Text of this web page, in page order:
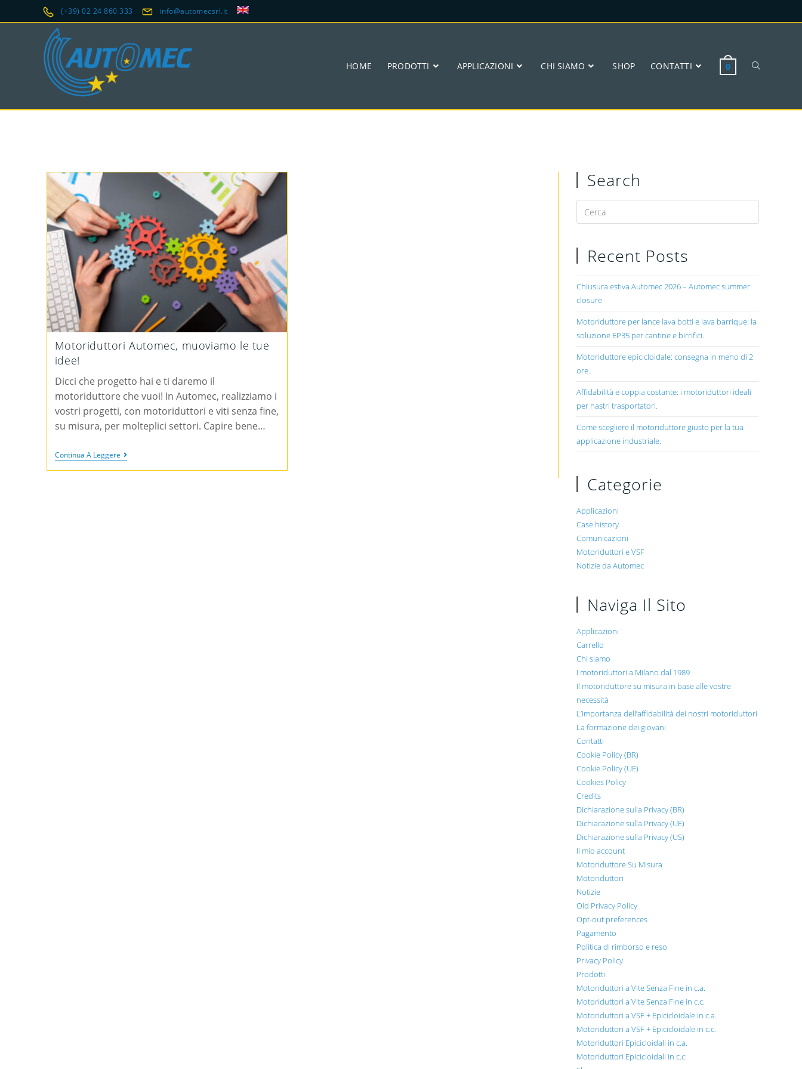
(+39) 02 24 860 333 info@automecsrl.it
HOME PRODOTTI APPLICAZIONI CHI SIAMO SHOP CONTATTI 0
Motoriduttori Automec, muoviamo le tue
idee!
Dicci che progetto hai e ti daremo il
motoriduttore che vuoi! In Automec, realizziamo i
vostri progetti, con motoriduttori e viti senza fine,
su misura, per molteplici settori. Capire bene…
Continua A Leggere
Search
Recent Posts
Chiusura estiva Automec 2026 – Automec summer
closure
Motoriduttore per lance lava botti e lava barrique: la
soluzione EP35 per cantine e birrifici.
Motoriduttore epicicloidale: consegna in meno di 2
ore.
Affidabilità e coppia costante: i motoriduttori ideali
per nastri trasportatori.
Come scegliere il motoriduttore giusto per la tua
applicazione industriale.
Categorie
Applicazioni
Case history
Comunicazioni
Motoriduttori e VSF
Notizie da Automec
Naviga Il Sito
Applicazioni
Carrello
Chi siamo
I motoriduttori a Milano dal 1989
Il motoriduttore su misura in base alle vostre
necessità
L’importanza dell’affidabilità dei nostri motoriduttori
La formazione dei giovani
Contatti
Cookie Policy (BR)
Cookie Policy (UE)
Cookies Policy
Credits
Dichiarazione sulla Privacy (BR)
Dichiarazione sulla Privacy (UE)
Dichiarazione sulla Privacy (US)
Il mio account
Motoriduttore Su Misura
Motoriduttori
Notizie
Old Privacy Policy
Opt-out preferences
Pagamento
Politica di rimborso e reso
Privacy Policy
Prodotti
Motoriduttori a Vite Senza Fine in c.a.
Motoriduttori a Vite Senza Fine in c.c.
Motoriduttori a VSF + Epicicloidale in c.a.
Motoriduttori a VSF + Epicicloidale in c.c.
Motoriduttori Epicicloidali in c.a.
Motoriduttori Epicicloidali in c.c.